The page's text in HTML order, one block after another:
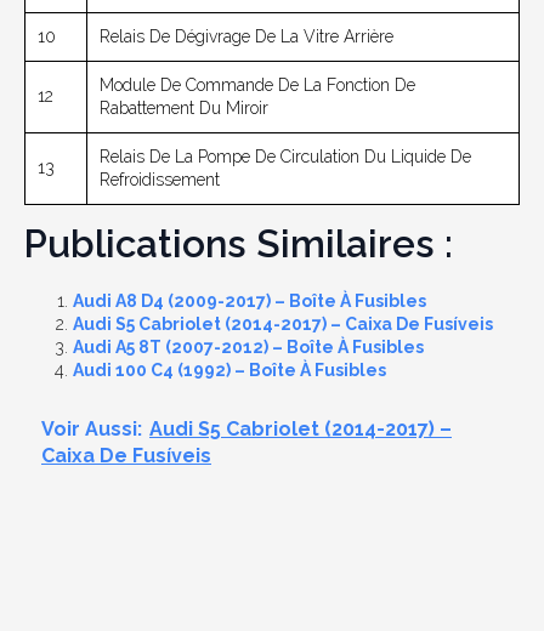
10 Relais De Dégivrage De La Vitre Arrière
12
Module De Commande De La Fonction De
Rabattement Du Miroir
13
Relais De La Pompe De Circulation Du Liquide De
Refroidissement
Publications Similaires :
Audi A8 D4 (2009-2017) – Boîte À Fusibles
Audi S5 Cabriolet (2014-2017) – Caixa De Fusíveis
Audi A5 8T (2007-2012) – Boîte À Fusibles
Audi 100 C4 (1992) – Boîte À Fusibles
Voir Aussi: Audi S5 Cabriolet (2014-2017) –
Caixa De Fusíveis